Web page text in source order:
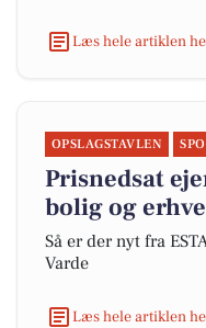
Læs hele artiklen
OPSLAGSTAVLEN
Prisnedsat
bolig og
Så er der nyt fra
Varde
Læs hele artiklen